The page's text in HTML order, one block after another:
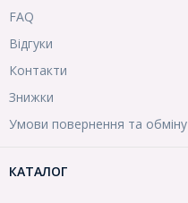
FAQ
Відгуки
Контакти
Знижки
Умови повернення та обміну
КАТАЛОГ